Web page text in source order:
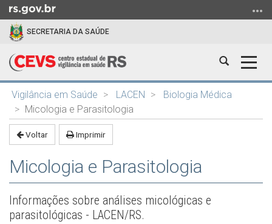
para
para
menu
para
busca
SECRETARIA DA SAÚDE
Abrir
busca
Início
conteúdo
Vigilância em Saúde LACEN
Biologia Médica
Micologia e Parasitologia
Voltar Imprimir
Micologia e Parasitologia
Informações sobre análises micológicas e
parasitológicas - LACEN/RS.